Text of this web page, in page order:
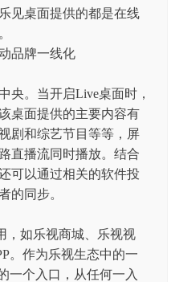
见桌面提供的都是在线
央。当开启Live桌面时，
桌面提供的主要内容有
剧和综艺节目等等，屏
直播流同时播放。结合
可以通过相关的软件投
的同步。
，如乐视商城、乐视视
。作为乐视生态中的一
一个入口，从任何一入